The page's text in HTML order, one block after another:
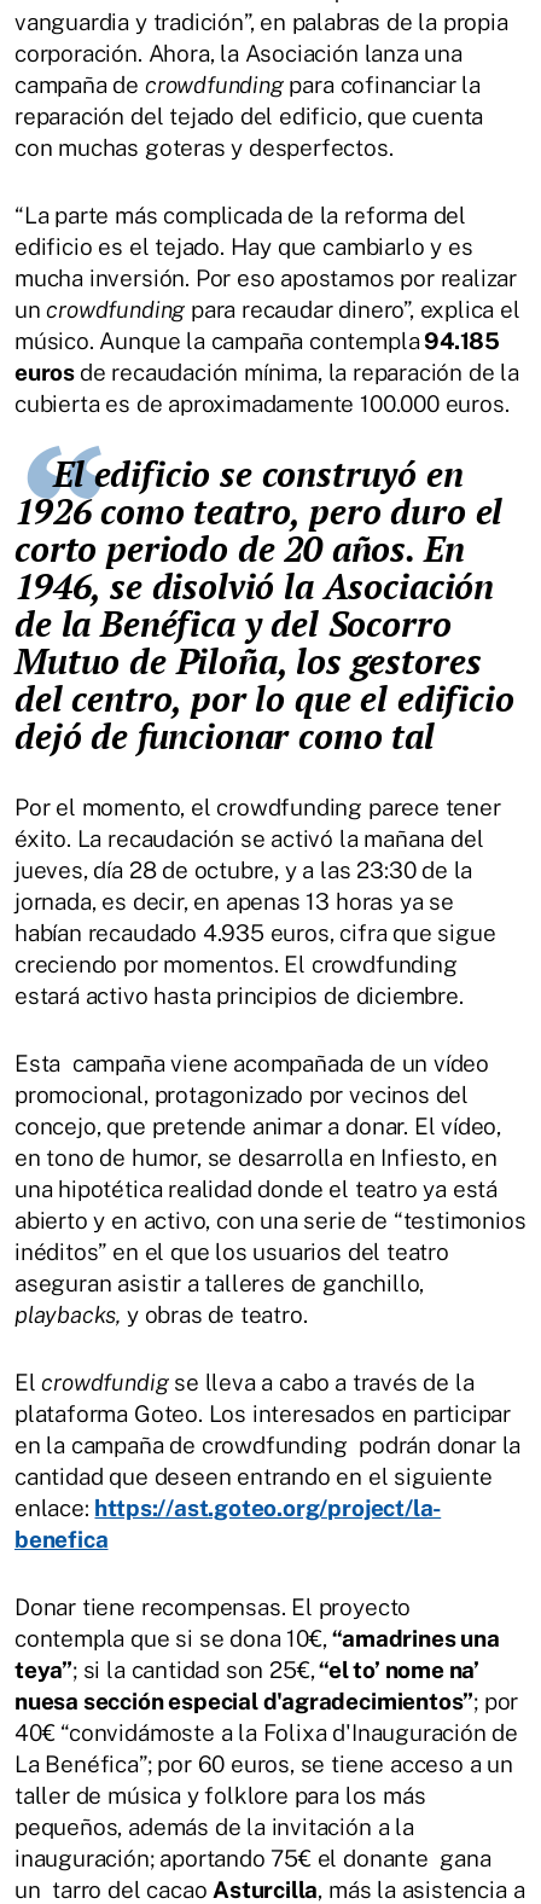
vanguardia y tradición”, en palabras de la propia
corporación. Ahora, la Asociación lanza una
campaña de crowdfundingpara cofinanciar la
reparación del tejado del edificio, que cuenta
con muchas goteras y desperfectos.
“La parte más complicada de la reforma del
edificio es el tejado. Hay que cambiarlo y es
mucha inversión. Por eso apostamos por realizar
uncrowdfunding para recaudar dinero”, explica el
músico. Aunque la campaña contempla 94.185
euros de recaudación mínima, la reparación de la
cubierta es de aproximadamente 100.000 euros.
El edificio se construyó en
1926 como teatro, pero duro el
corto periodo de 20 años. En
1946, se disolvió la Asociación
de la Benéfica y del Socorro
Mutuo de Piloña, los gestores
del centro, por lo que el edificio
dejó de funcionar como tal
Por el momento, el crowdfunding parece tener
éxito. La recaudación se activó la mañana del
jueves, día 28 de octubre, y a las 23:30 de la
jornada, es decir, en apenas 13 horas ya se
habían recaudado 4.935 euros, cifra que sigue
creciendo por momentos. El crowdfunding
estará activo hasta principios de diciembre.
Esta campaña viene acompañada de un vídeo
promocional, protagonizado por vecinos del
concejo, que pretende animar a donar. El vídeo,
en tono de humor, se desarrolla en Infiesto, en
una hipotética realidad donde el teatro ya está
abierto y en activo, con una serie de “testimonios
inéditos” en el que los usuarios del teatro
aseguran asistir a talleres de ganchillo,
playbacks, y obras de teatro.
Elcrowdfundig se lleva a cabo a través de la
plataforma Goteo. Los interesados en participar
en la campaña de crowdfunding podrán donar la
cantidad que deseen entrando en el siguiente
enlace: https://ast.goteo.org/project/la-
benefica
Donar tiene recompensas. El proyecto
contempla que si se dona 10€,“amadrines una
teya”; si la cantidad son 25€,“el to’ nome na’
nuesa sección especial d'agradecimientos”; por
40€ “convidámoste a la Folixa d'Inauguración de
La Benéfica”; por 60 euros, se tiene acceso a un
taller de música y folklore para los más
pequeños, además de la invitación a la
inauguración; aportando 75€ el donante gana
un tarro del cacao Asturcilla, más la asistencia a